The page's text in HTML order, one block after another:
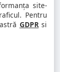
site-
Pentru
GDPRsi